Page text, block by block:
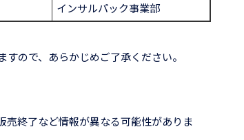
インサルパック事業部
ので、あらかじめご了承ください。
終了など情報が異なる可能性がありま